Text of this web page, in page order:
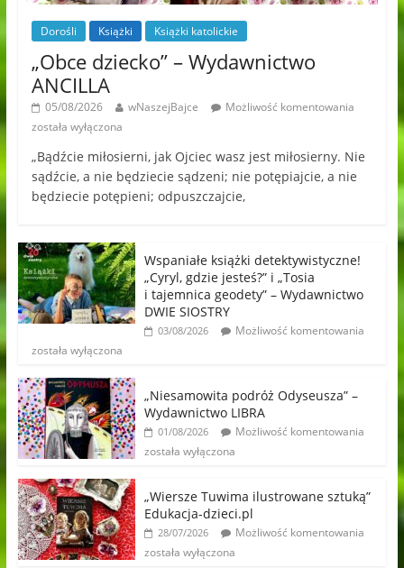
Dorośli Książki Książki katolickie
„Obce dziecko” – Wydawnictwo
ANCILLA
05/08/2026 wNaszejBajce
Możliwość komentowania
została wyłączona
„Bądźcie miłosierni, jak Ojciec wasz jest miłosierny. Nie
sądźcie, a nie będziecie sądzeni; nie potępiajcie, a nie
będziecie potępieni; odpuszczajcie,
Wspaniałe książki detektywistyczne!
„Cyryl, gdzie jesteś?” i „Tosia
i tajemnica geodety” – Wydawnictwo
DWIE SIOSTRY
03/08/2026
Możliwość komentowania
została wyłączona
„Niesamowita podróż Odyseusza” –
Wydawnictwo LIBRA
01/08/2026
Możliwość komentowania
została wyłączona
„Wiersze Tuwima ilustrowane sztuką”
Edukacja-dzieci.pl
28/07/2026
Możliwość komentowania
została wyłączona